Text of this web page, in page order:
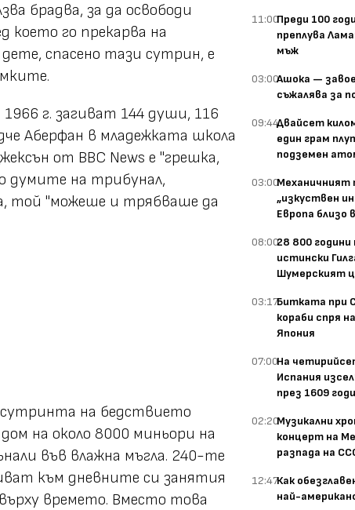
брадва, за да освободи
което го прекарва на
спасено тази сутрин, е
г. загиват 144 души, 116
Аберфан в младежката школа
от BBC News е "грешка,
думите на трибунал,
той "можеше и трябваше да
сутринта на бедствието
на около 8000 миньори на
във влажна мъгла. 240-те
към дневните си занятия
времето. Вместо това
11:00Преди 100
преплува
мъж
03:00Ашока —
съжалява за
09:44Двайсет
един грам
подземен
03:00Механичният
„изкуствен
Европа близо
08:0028 800 години
истински
Шумерският
03:17Битката при
кораби спря
Япония
07:00На
Испания
през 1609
02:20Музикални
концерт на
разпада на
12:47Как
най-